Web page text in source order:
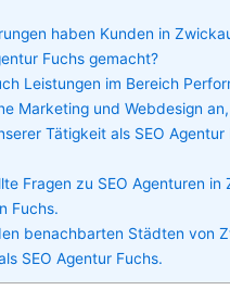
haben Kunden in
Fuchs gemacht?
Leistungen im Bereich
Marketing und Webdesign an,
Tätigkeit als SEO Agentur
Fragen zu SEO Agenturen in
Fuchs.
benachbarten Städten von
SEO Agentur Fuchs.